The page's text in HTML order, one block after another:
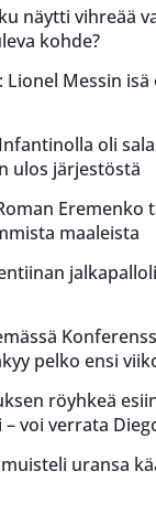
näytti vihreää
kohde?
Lionel Messin
oli
ulos järjestöstä
Eremenko
maaleista
pelko ensi
röyhkeä
voi verrata
uransa